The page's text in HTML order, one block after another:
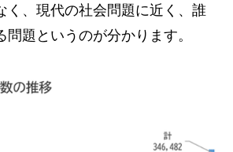
く、現代の社会問題に近く、誰
問題というのが分かります。